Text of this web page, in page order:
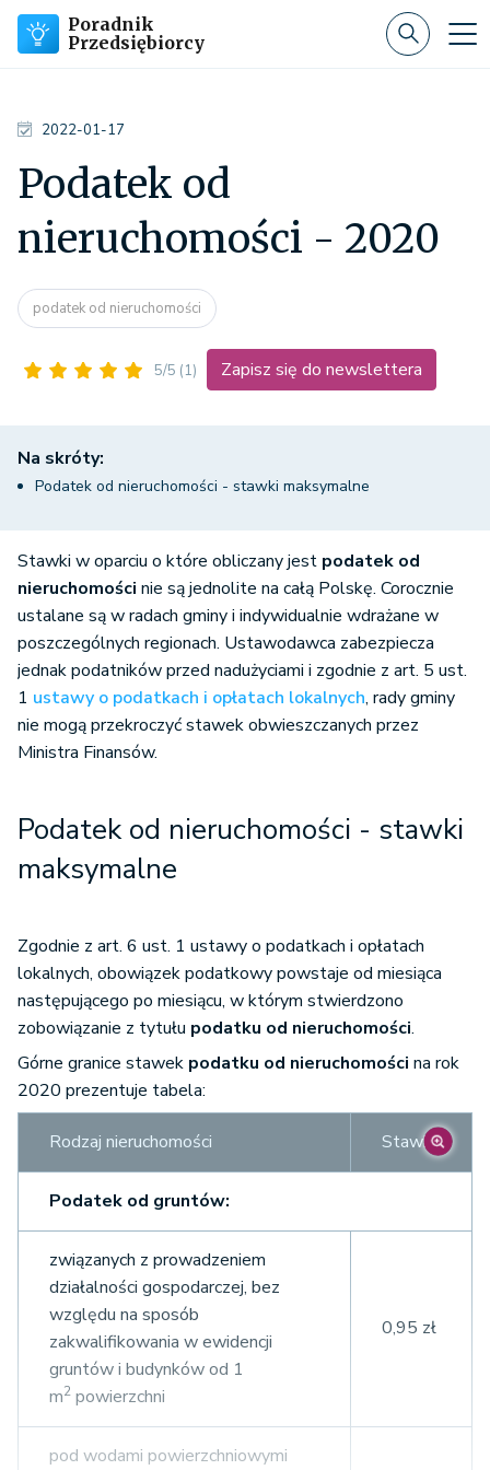
Poradnik
Przedsiębiorcy
2022-01-17
Podatek od
nieruchomości - 2020
podatek od nieruchomości
5/5 (1) Zapisz się do newslettera
Na skróty:
Podatek od nieruchomości - stawki maksymalne
Stawki w oparciu o które obliczany jest podatek od
nieruchomości nie są jednolite na całą Polskę. Corocznie
ustalane są w radach gminy i indywidualnie wdrażane w
poszczególnych regionach. Ustawodawca zabezpiecza
jednak podatników przed nadużyciami i zgodnie z art. 5 ust.
1 ustawy o podatkach i opłatach lokalnych, rady gminy
nie mogą przekroczyć stawek obwieszczanych przez
Ministra Finansów.
Podatek od nieruchomości - stawki
maksymalne
Zgodnie z art. 6 ust. 1 ustawy o podatkach i opłatach
lokalnych, obowiązek podatkowy powstaje od miesiąca
następującego po miesiącu, w którym stwierdzono
zobowiązanie z tytułu podatku od nieruchomości.
Górne granice stawek podatku od nieruchomości na rok
2020 prezentuje tabela:
Rodzaj nieruchomości Stawka
Podatek od gruntów:
związanych z prowadzeniem
działalności gospodarczej, bez
względu na sposób
zakwalifikowania w ewidencji
gruntów i budynków od 1
m2 powierzchni
0,95 zł
pod wodami powierzchniowymi